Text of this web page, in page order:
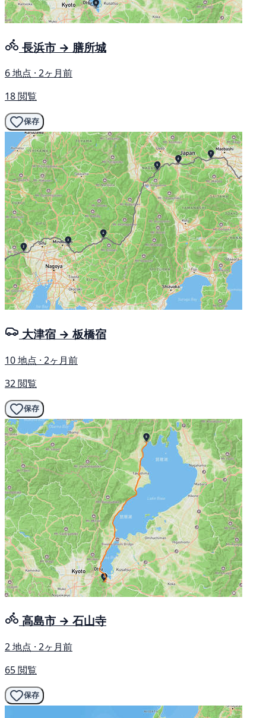
長浜市 → 膳所城
6 地点 · 2ヶ月前
18 閲覧
保存
大津宿 → 板橋宿
10 地点 · 2ヶ月前
32 閲覧
保存
高島市 → 石山寺
2 地点 · 2ヶ月前
65 閲覧
保存